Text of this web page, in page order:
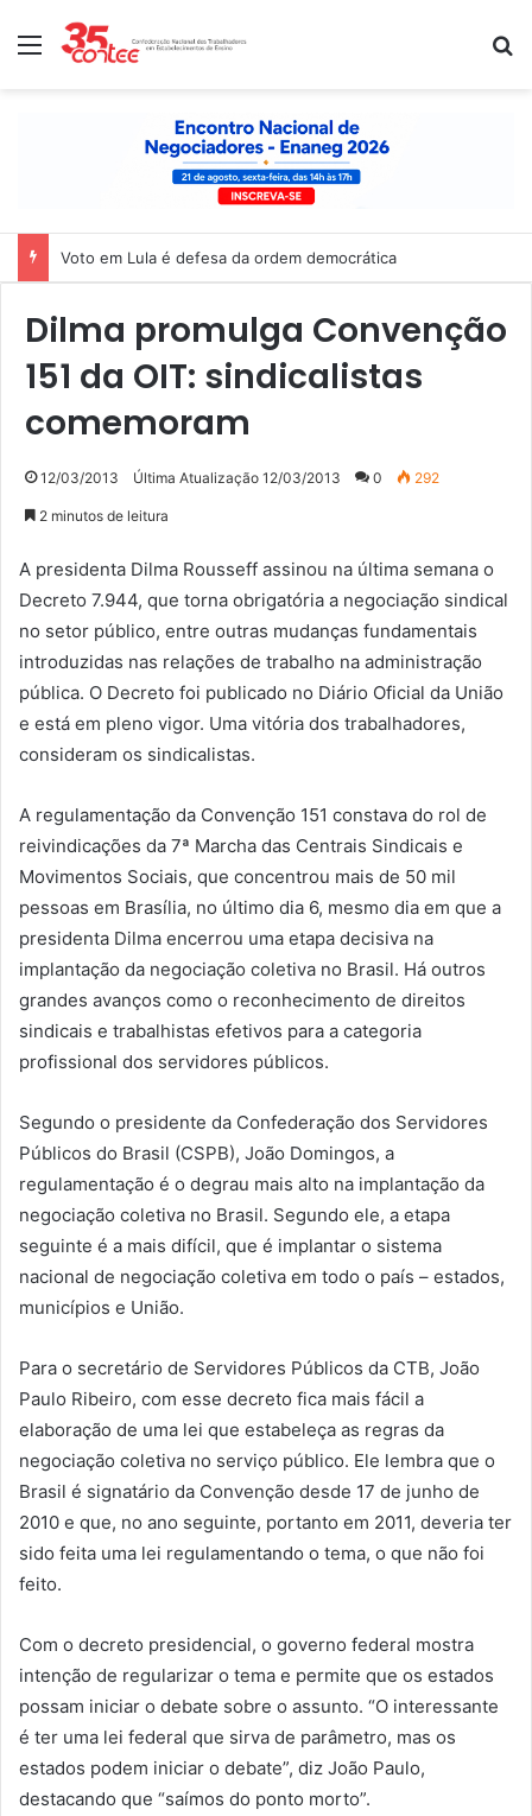
Menu
Voto em Lula é defesa da ordem democrática
Dilma promulga Convenção
151 da OIT: sindicalistas
comemoram
12/03/2013 Última Atualização 12/03/2013 0 292
2 minutos de leitura
A presidenta Dilma Rousseff assinou na última semana o
Decreto 7.944, que torna obrigatória a negociação sindical
no setor público, entre outras mudanças fundamentais
introduzidas nas relações de trabalho na administração
pública. O Decreto foi publicado no Diário Oficial da União
e está em pleno vigor. Uma vitória dos trabalhadores,
consideram os sindicalistas.
A regulamentação da Convenção 151 constava do rol de
reivindicações da 7ª Marcha das Centrais Sindicais e
Movimentos Sociais, que concentrou mais de 50 mil
pessoas em Brasília, no último dia 6, mesmo dia em que a
presidenta Dilma encerrou uma etapa decisiva na
implantação da negociação coletiva no Brasil. Há outros
grandes avanços como o reconhecimento de direitos
sindicais e trabalhistas efetivos para a categoria
profissional dos servidores públicos.
Segundo o presidente da Confederação dos Servidores
Públicos do Brasil (CSPB), João Domingos, a
regulamentação é o degrau mais alto na implantação da
negociação coletiva no Brasil. Segundo ele, a etapa
seguinte é a mais difícil, que é implantar o sistema
nacional de negociação coletiva em todo o país – estados,
municípios e União.
Para o secretário de Servidores Públicos da CTB, João
Paulo Ribeiro, com esse decreto fica mais fácil a
elaboração de uma lei que estabeleça as regras da
negociação coletiva no serviço público. Ele lembra que o
Brasil é signatário da Convenção desde 17 de junho de
2010 e que, no ano seguinte, portanto em 2011, deveria ter
sido feita uma lei regulamentando o tema, o que não foi
feito.
Com o decreto presidencial, o governo federal mostra
intenção de regularizar o tema e permite que os estados
possam iniciar o debate sobre o assunto. “O interessante
é ter uma lei federal que sirva de parâmetro, mas os
estados podem iniciar o debate”, diz João Paulo,
destacando que “saímos do ponto morto”.